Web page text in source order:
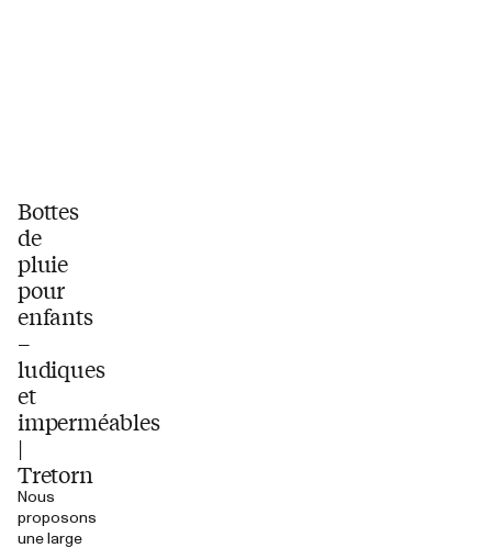
Bottes
de
pluie
pour
enfants
–
ludiques
et
imperméables
|
Tretorn
Nous
proposons
une large